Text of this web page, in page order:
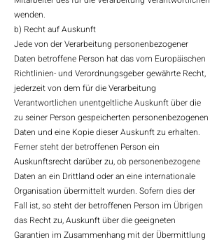
wenden.
b) Recht auf Auskunft
Jede von der Verarbeitung personenbezogener
Daten betroffene Person hat das vom Europäischen
Richtlinien- und Verordnungsgeber gewährte Recht,
jederzeit von dem für die Verarbeitung
Verantwortlichen unentgeltliche Auskunft über die
zu seiner Person gespeicherten personenbezogenen
Daten und eine Kopie dieser Auskunft zu erhalten.
Ferner steht der betroffenen Person ein
Auskunftsrecht darüber zu, ob personenbezogene
Daten an ein Drittland oder an eine internationale
Organisation übermittelt wurden. Sofern dies der
Fall ist, so steht der betroffenen Person im Übrigen
das Recht zu, Auskunft über die geeigneten
Garantien im Zusammenhang mit der Übermittlung